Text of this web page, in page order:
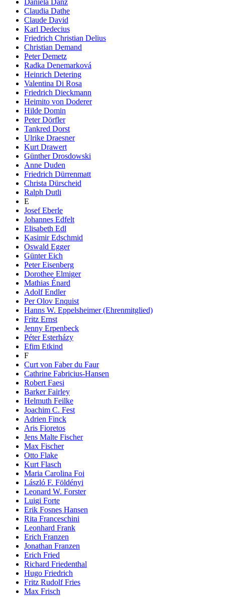
Claudia Dathe
Claude David
Karl Dedecius
Friedrich Christian Delius
Christian Demand
Peter Demetz
Radka Denemarková
Heinrich Detering
Valentina Di Rosa
Friedrich Dieckmann
Heimito von Doderer
Hilde Domin
Peter Dörfler
Tankred Dorst
Ulrike Draesner
Kurt Drawert
Günther Drosdowski
Anne Duden
Friedrich Dürrenmatt
Christa Dürscheid
Ralph Dutli
E
Josef Eberle
Johannes Edfelt
Elisabeth Edl
Kasimir Edschmid
Oswald Egger
Günter Eich
Peter Eisenberg
Dorothee Elmiger
Mathias Énard
Adolf Endler
Per Olov Enquist
Hanns W. Eppelsheimer (Ehrenmitglied)
Fritz Ernst
Jenny Erpenbeck
Péter Esterházy
Efim Etkind
F
Curt von Faber du Faur
Cathrine Fabricius-Hansen
Robert Faesi
Barker Fairley
Helmuth Feilke
Joachim C. Fest
Adrien Finck
Aris Fioretos
Jens Malte Fischer
Max Fischer
Otto Flake
Kurt Flasch
Maria Carolina Foi
László F. Földényi
Leonard W. Forster
Luigi Forte
Erik Fosnes Hansen
Rita Franceschini
Leonhard Frank
Erich Franzen
Jonathan Franzen
Erich Fried
Richard Friedenthal
Hugo Friedrich
Fritz Rudolf Fries
Max Frisch